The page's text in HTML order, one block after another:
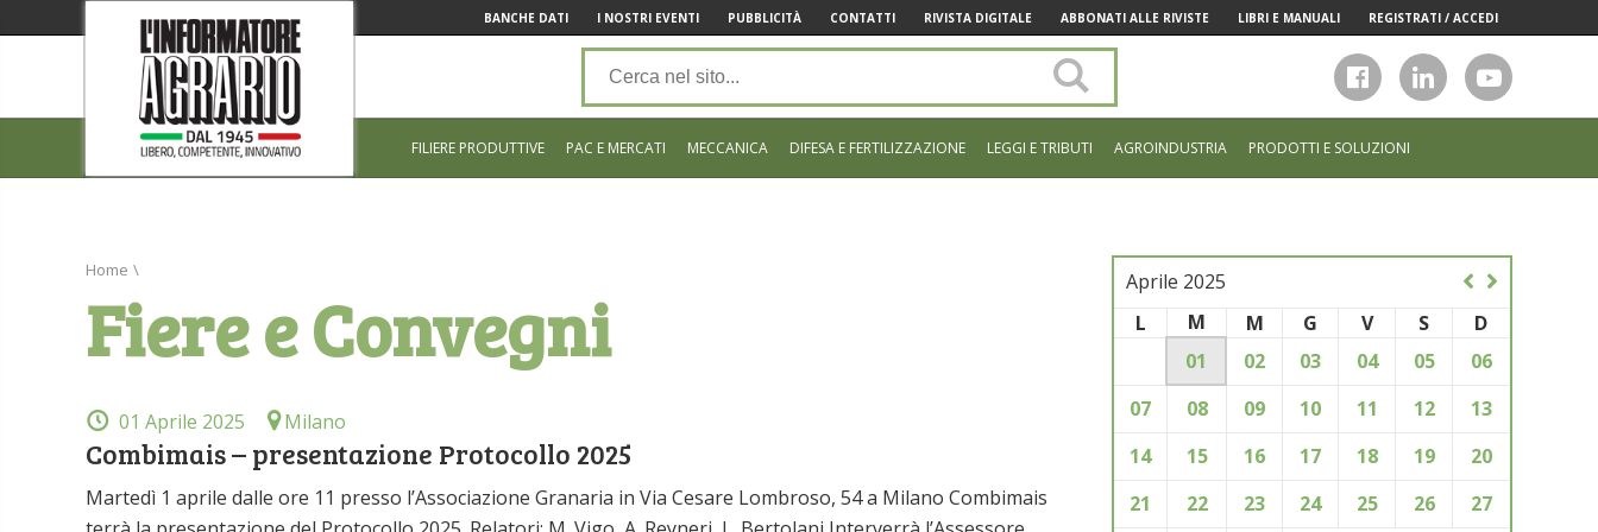
BANCHE DATI I NOSTRI EVENTI PUBBLICITÀ CONTATTI RIVISTA DIGITALE ABBONATI ALLE RIVISTE LIBRI E MANUALI REGISTRATI / ACCEDI
sito
FILIERE PRODUTTIVE PAC E MERCATI MECCANICA DIFESA E FERTILIZZAZIONE LEGGI E TRIBUTI AGROINDUSTRIA PRODOTTI E SOLUZIONI
Home \
Fiere e Convegni
01 Aprile 2025 Milano
Combimais – presentazione Protocollo 2025
Martedì 1 aprile dalle ore 11 presso l’Associazione Granaria in Via Cesare Lombroso, 54 a Milano Combimais
Aprile 2025
L
M M G V S
D
01
02 03 04 05
06
07
08 09 10 11 12
13
14
15 16 17 18 19
20
21
22 23 24 25 26
27